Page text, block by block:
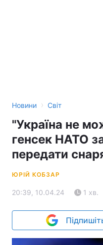
Новини › Світ
"Україна не
генсек НАТО
передати
ЮРІЙ КОБЗАР
20:39, 10.04.24 1 хв.